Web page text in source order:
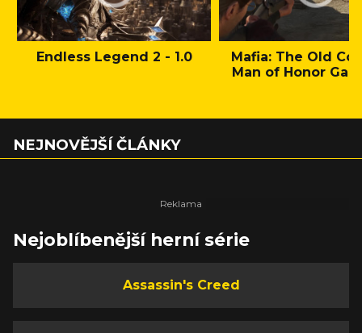
Endless Legend 2 - 1.0
Mafia: The Old
Man of Honor
NEJNOVĚJŠÍ ČLÁNKY
Nejoblíbenější herní série
Assassin's Creed